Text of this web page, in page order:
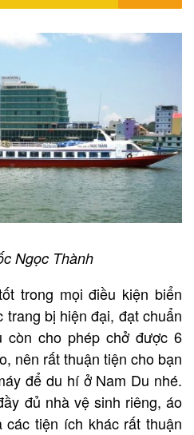
Ngọc Thành
trong mọi điều kiện biển
bị hiện đại, đạt chuẩn
còn cho phép chở được 6
nên rất thuận tiện cho bạn
để du hí ở Nam Du nhé.
đủ nhà vệ sinh riêng, áo
tiện ích khác rất thuận